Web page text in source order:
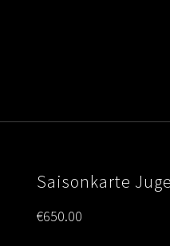
Saisonkarte
€650.00